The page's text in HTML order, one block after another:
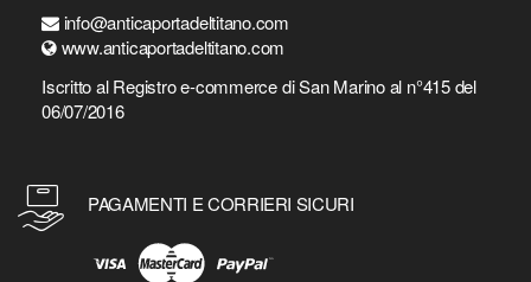
info@anticaportadeltitano.com
www.anticaportadeltitano.com
Iscritto al Registro e-commerce di San Marino al n°415 del
06/07/2016
PAGAMENTI E CORRIERI SICURI